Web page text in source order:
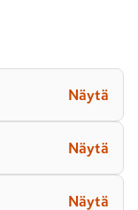
Näytä
Näytä
Näytä